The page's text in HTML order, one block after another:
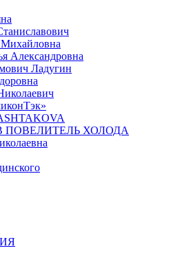
Александровна
Ладугин
ПОВЕЛИТЕЛЬ ХОЛОДА